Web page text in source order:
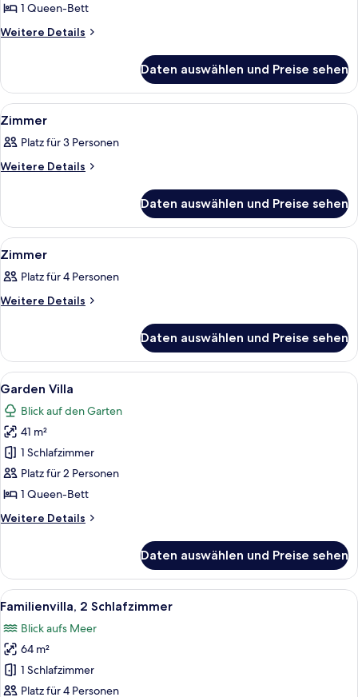
1 Queen-Bett
Weitere Details
Weitere
Villa
Daten auswählen und Preise sehen
Alle
Fotos
für
Zimmer
Ein Hotelzimmer mit Bett,
10
Zimmer
Platz für 3 Personen
Weitere Details
Weitere
Daten auswählen und Preise sehen
Alle
Fotos
für
Zimmer
Ein Hotelzimmer mit Bett, Sofa,
5
Zimmer
Platz für 4 Personen
Weitere Details
Weitere
Daten auswählen und Preise sehen
Alle
Fotos
für
Garden
Villa
anzeigen
Ein zweistöckiges Gebäude mit
4
Garden Villa
Blick auf den Garten
41 m²
1 Schlafzimmer
Platz für 2 Personen
1 Queen-Bett
Weitere Details
Weitere
Villa
Daten auswählen und Preise sehen
Alle
Fotos
für
Familienvilla,
2 Schlafzimmer
anzeigen
Ein Zimmer mit einem Bett, einem
5
Familienvilla, 2 Schlafzimmer
Blick aufs Meer
64 m²
1 Schlafzimmer
Platz für 4 Personen